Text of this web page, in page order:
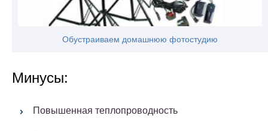
Обустраиваем домашнюю фотостудию
Минусы:
Повышенная теплопроводность